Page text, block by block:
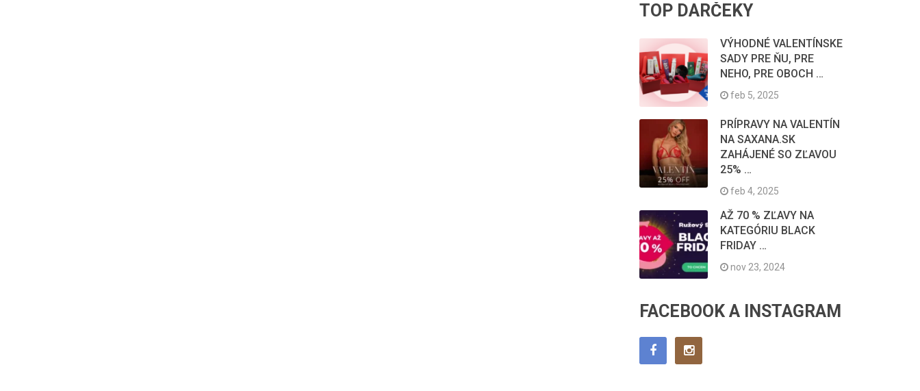
TOP DARČEKY
VÝHODNÉ VALENTÍNSKE
SADY PRE ŇU, PRE
NEHO, PRE OBOCH …
feb 5, 2025
PRÍPRAVY NA VALENTÍN
NA SAXANA.SK
ZAHÁJENÉ SO ZĽAVOU
25% …
feb 4, 2025
AŽ 70 % ZĽAVY NA
KATEGÓRIU BLACK
FRIDAY …
nov 23, 2024
FACEBOOK A INSTAGRAM